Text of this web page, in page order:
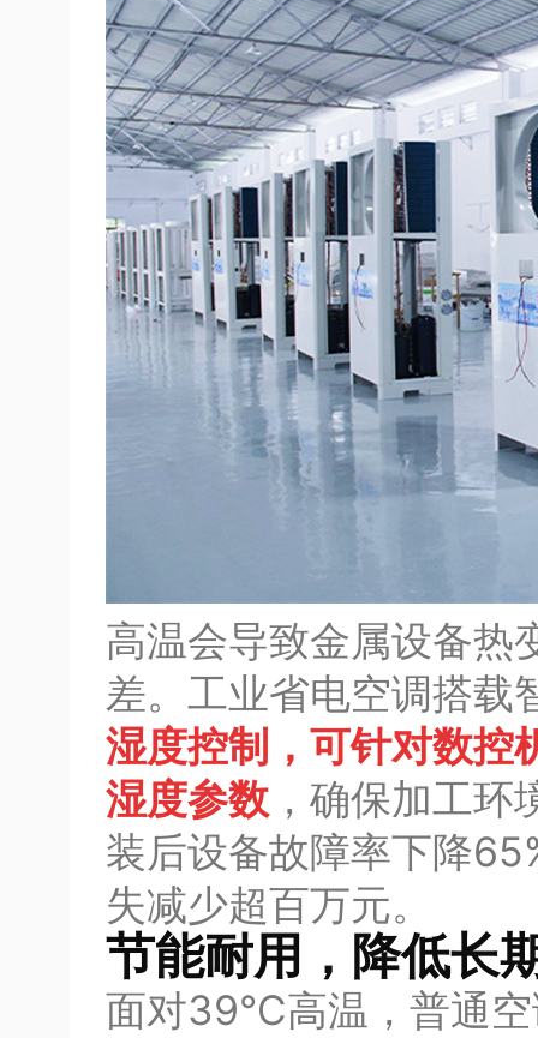
高温会导致金属设备热
差。工业省电空调搭载
湿度控制，可针对数控
湿度参数 ，确保加工
装后设备故障率下降
失减少超百万元。
节能耐用，降低长
面对39℃高温，普通空